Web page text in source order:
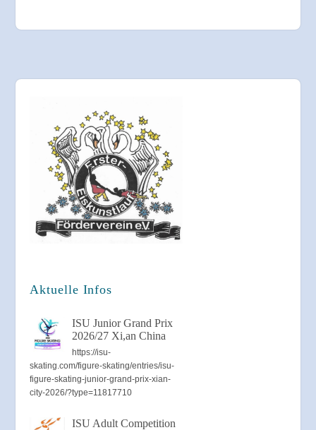
Aktuelle Infos
ISU Junior Grand Prix
2026/27 Xi,an China
https://isu-
skating.com/figure-skating/entries/isu-
figure-skating-junior-grand-prix-xian-
city-2026/?type=11817710
ISU Adult Competition